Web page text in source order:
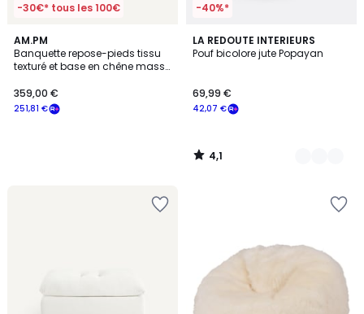
-30€* tous les 100€
AM.PM
Banquette repose-pieds tissu
texturé et base en chêne massif
251,81 €
359,00 €
-40%*
LA REDOUTE INTERIEURS
Pouf bicolore jute Popayan
42,07 €
69,99 €
4,1
/ 5
3
Couleurs
4,1
/